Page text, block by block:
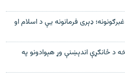
ډېری فرمانونه یې د اسلام او
د ځانګړې اندېښنې وړ هېوادونو په